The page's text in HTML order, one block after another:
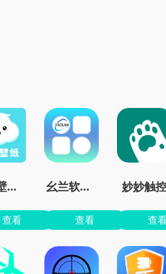
云朵壁纸app官方
查看
幺兰软件库
查看
妙妙触控
查